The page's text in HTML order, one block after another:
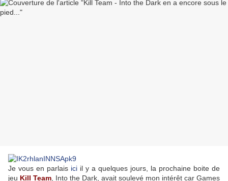
Je vous en parlais ici il y a quelques jours, la prochaine boite de
jeu Kill Team , Into the Dark, avait soulevé mon intérêt car Games